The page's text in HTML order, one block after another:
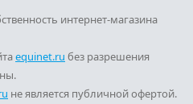
интернет-магазина
equinet.ru без разрешения
не является публичной офертой.